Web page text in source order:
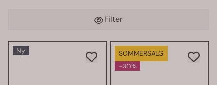
Filter
Ny
SOMMERSALG
-30%